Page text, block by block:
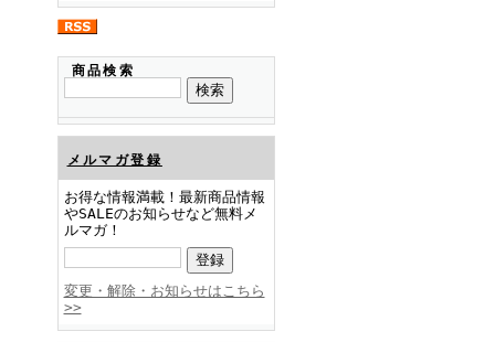
FINEBOYS2024年12月号
FINEBOYS2024年11月号
商品検索
メルマガ登録
お得な情報満載！最新商品情報
やSALEのお知らせなど無料メ
ルマガ！
変更・解除・お知らせはこちら
>>